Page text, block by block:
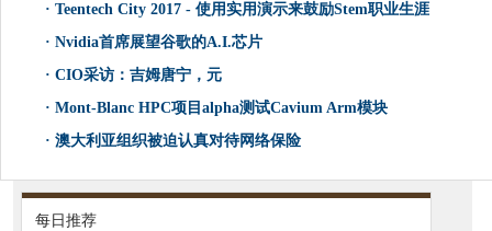
· Teentech City 2017 - 使用实用演示来鼓励Stem职业生涯
· Nvidia首席展望谷歌的A.I.芯片
· CIO采访：吉姆唐宁，元
· Mont-Blanc HPC项目alpha测试Cavium Arm模块
· 澳大利亚组织被迫认真对待网络保险
每日推荐